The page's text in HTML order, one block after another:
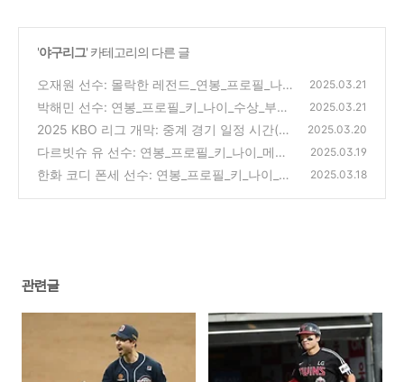
'야구리그' 카테고리의 다른 글
오재원 선수: 몰락한 레전드_연봉_프로필_나이
_키_인성_마약_연애_퇴출_몰락(두산)
(0)
2025.03.21
박해민 선수: 연봉_프로필_키_나이_수상_부인_
미래(LG, 삼성)
(0)
2025.03.21
2025 KBO 리그 개막: 중계 경기 일정 시간(개
막전 선발 투수 분석, 미디어데이)
(0)
2025.03.20
다르빗슈 유 선수: 연봉_프로필_키_나이_메이
저리그_연금_부인_미래(샌디에고, 다저스, 컵
2025.03.19
한화 코디 폰세 선수: 연봉_프로필_키_나이_메
2025.03.18
관련글